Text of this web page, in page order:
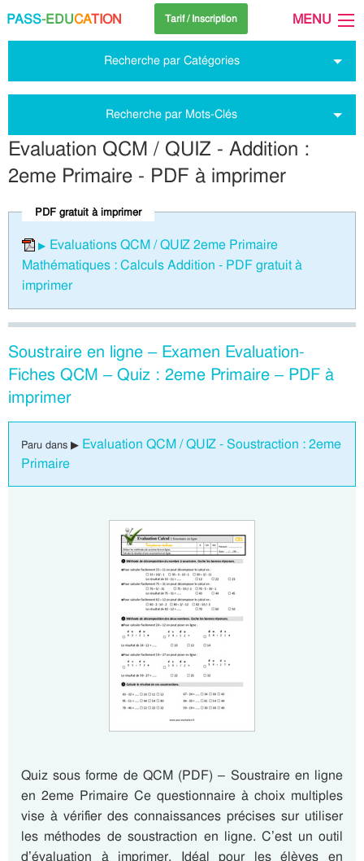
PASS-EDUCATION Tarif / Inscription MENU
Recherche par Catégories
Recherche par Mots-Clés
Evaluation QCM / QUIZ - Addition :
2eme Primaire - PDF à imprimer
PDF gratuit à imprimer
Evaluations QCM / QUIZ 2eme Primaire
Mathématiques : Calculs Addition - PDF gratuit à
imprimer
Soustraire en ligne – Examen Evaluation-
Fiches QCM – Quiz : 2eme Primaire – PDF à
imprimer
Paru dans ▶ Evaluation QCM / QUIZ - Soustraction : 2eme
Primaire
Quiz sous forme de QCM (PDF) – Soustraire en ligne
en 2eme Primaire Ce questionnaire à choix multiples
vise à vérifier des connaissances précises sur utiliser
les méthodes de soustraction en ligne. C’est un outil
d’évaluation à imprimer. Idéal pour les élèves en